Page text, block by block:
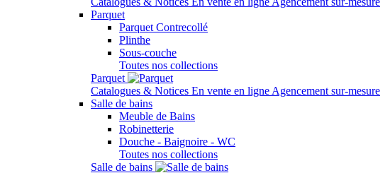
Parquet
Parquet Contrecollé
Plinthe
Sous-couche
Toutes nos collections
Parquet
Catalogues & Notices En vente en ligne Agencement sur-mesure
Salle de bains
Meuble de Bains
Robinetterie
Douche - Baignoire - WC
Toutes nos collections
Salle de bains